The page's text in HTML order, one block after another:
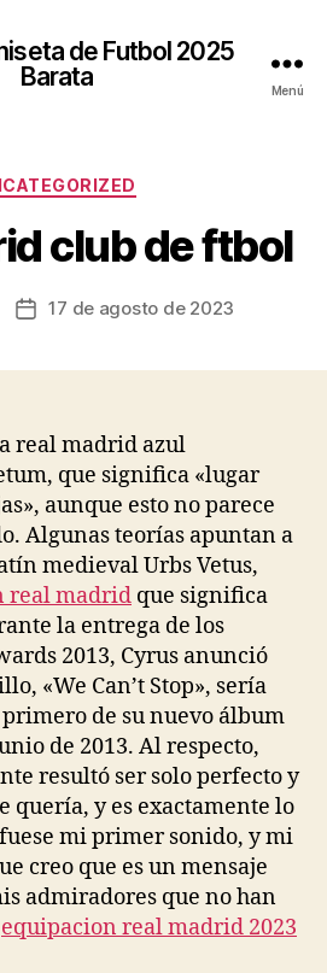
de Futbol 2025
Barata
Menú
Categorías
club de ftbol
Fecha17 de agosto de 2023
que significa «lugar
aunque esto no parece
Algunas teorías apuntan a
medieval Urbs Vetus,
real madrid que significa
la entrega de los
2013, Cyrus anunció
«We Can’t Stop», sería
de su nuevo álbum
de 2013. Al respecto,
resultó ser solo perfecto y
quería, y es exactamente lo
mi primer sonido, y mi
creo que es un mensaje
admiradores que no han
equipacion real madrid 2023